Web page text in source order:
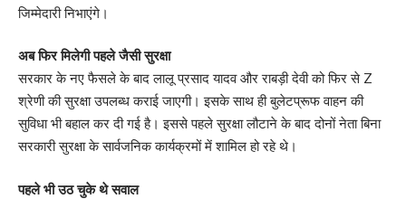
जिम्मेदारी निभाएंगे।
अब फिर मिलेगी पहले जैसी सुरक्षा
सरकार के नए फैसले के बाद लालू प्रसाद यादव और राबड़ी देवी को फिर से Z
श्रेणी की सुरक्षा उपलब्ध कराई जाएगी। इसके साथ ही बुलेटप्रूफ वाहन की
सुविधा भी बहाल कर दी गई है। इससे पहले सुरक्षा लौटाने के बाद दोनों नेता बिना
सरकारी सुरक्षा के सार्वजनिक कार्यक्रमों में शामिल हो रहे थे।
पहले भी उठ चुके थे सवाल